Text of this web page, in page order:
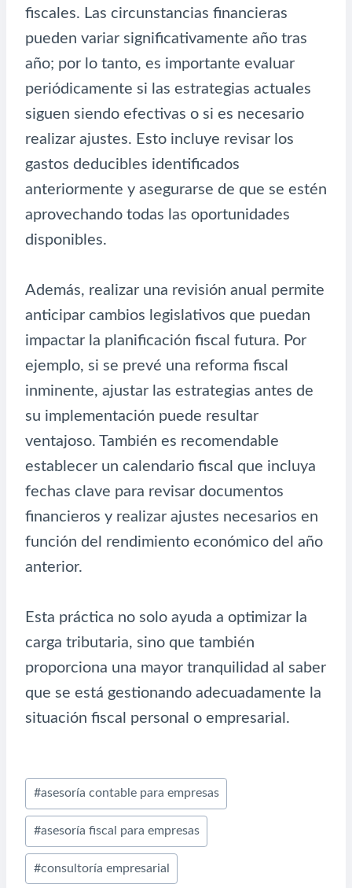
fiscales. Las circunstancias financieras
pueden variar significativamente año tras
año; por lo tanto, es importante evaluar
periódicamente si las estrategias actuales
siguen siendo efectivas o si es necesario
realizar ajustes. Esto incluye revisar los
gastos deducibles identificados
anteriormente y asegurarse de que se estén
aprovechando todas las oportunidades
disponibles.
Además, realizar una revisión anual permite
anticipar cambios legislativos que puedan
impactar la planificación fiscal futura. Por
ejemplo, si se prevé una reforma fiscal
inminente, ajustar las estrategias antes de
su implementación puede resultar
ventajoso. También es recomendable
establecer un calendario fiscal que incluya
fechas clave para revisar documentos
financieros y realizar ajustes necesarios en
función del rendimiento económico del año
anterior.
Esta práctica no solo ayuda a optimizar la
carga tributaria, sino que también
proporciona una mayor tranquilidad al saber
que se está gestionando adecuadamente la
situación fiscal personal o empresarial.
Etiquetas
de
la
entrada:
#asesoría contable para empresas
#asesoría fiscal para empresas
#consultoría empresarial